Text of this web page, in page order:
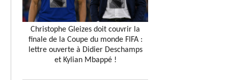
Christophe Gleizes doit couvrir la
finale de la Coupe du monde FIFA :
lettre ouverte à Didier Deschamps
et Kylian Mbappé !